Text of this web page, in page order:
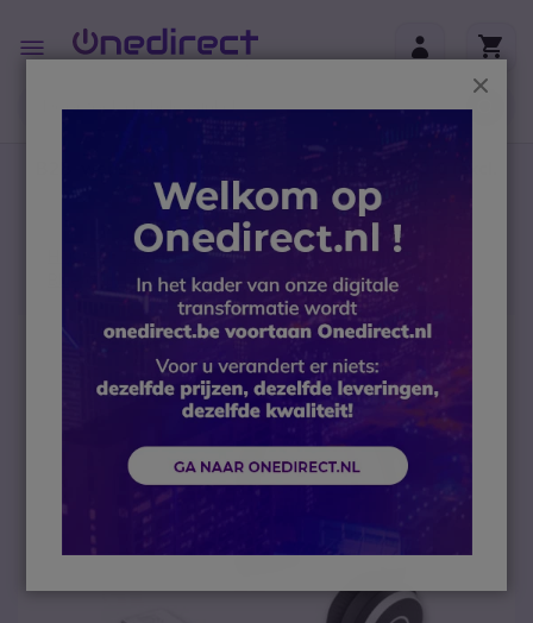
Toggle
Nav
btw)
Headsets
PC headsets
Bluetooth headset
Jabra Evolve 65 UC Mono SE
Ga naar het einde van de afbeeldingen-gallerij